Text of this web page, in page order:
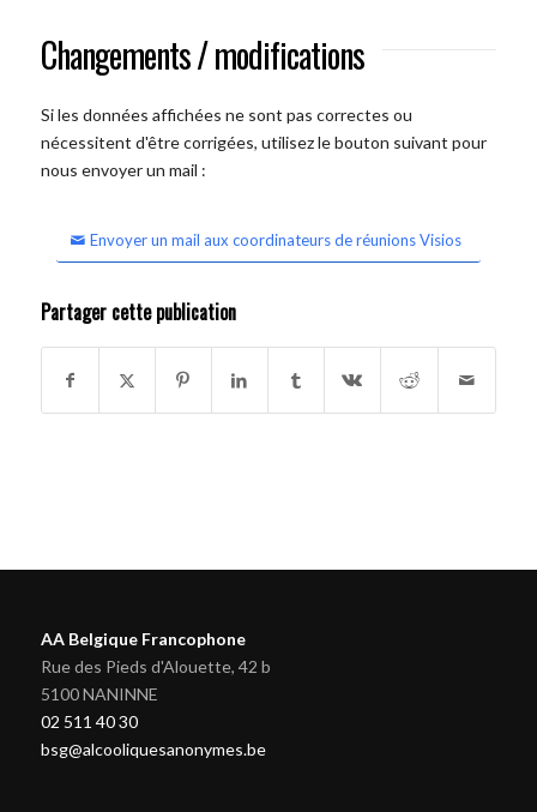
Changements / modifications
Si les données affichées ne sont pas correctes ou
nécessitent d'être corrigées, utilisez le bouton suivant pour
nous envoyer un mail :
Envoyer un mail aux coordinateurs de réunions Visios
Partager cette publication
AA Belgique Francophone
Rue des Pieds d'Alouette, 42 b
5100 NANINNE
02 511 40 30
bsg@alcooliquesanonymes.be